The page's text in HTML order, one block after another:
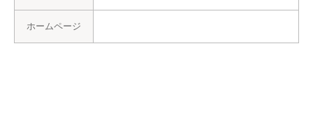
ホームページ